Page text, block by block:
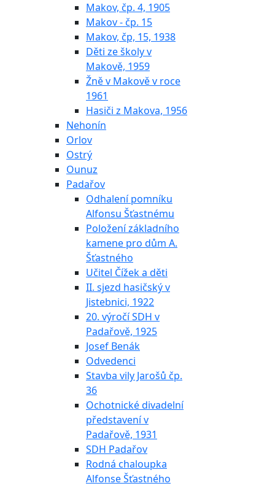
Makov, čp. 4, 1905
Makov - čp. 15
Makov, čp, 15, 1938
Děti ze školy v
Makově, 1959
Žně v Makově v roce
1961
Hasiči z Makova, 1956
Nehonín
Orlov
Ostrý
Ounuz
Padařov
Odhalení pomníku
Alfonsu Šťastnému
Položení základního
kamene pro dům A.
Šťastného
Učitel Čížek a děti
II. sjezd hasičský v
Jistebnici, 1922
20. výročí SDH v
Padařově, 1925
Josef Benák
Odvedenci
Stavba vily Jarošů čp.
36
Ochotnické divadelní
představení v
Padařově, 1931
SDH Padařov
Rodná chaloupka
Alfonse Šťastného